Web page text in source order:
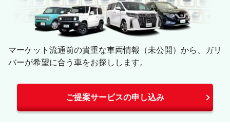
マーケット流通前の貴重な車両情報（未公開）から、ガリ
バーが希望に合う車をお探しします。
ご提案サービスの申し込み